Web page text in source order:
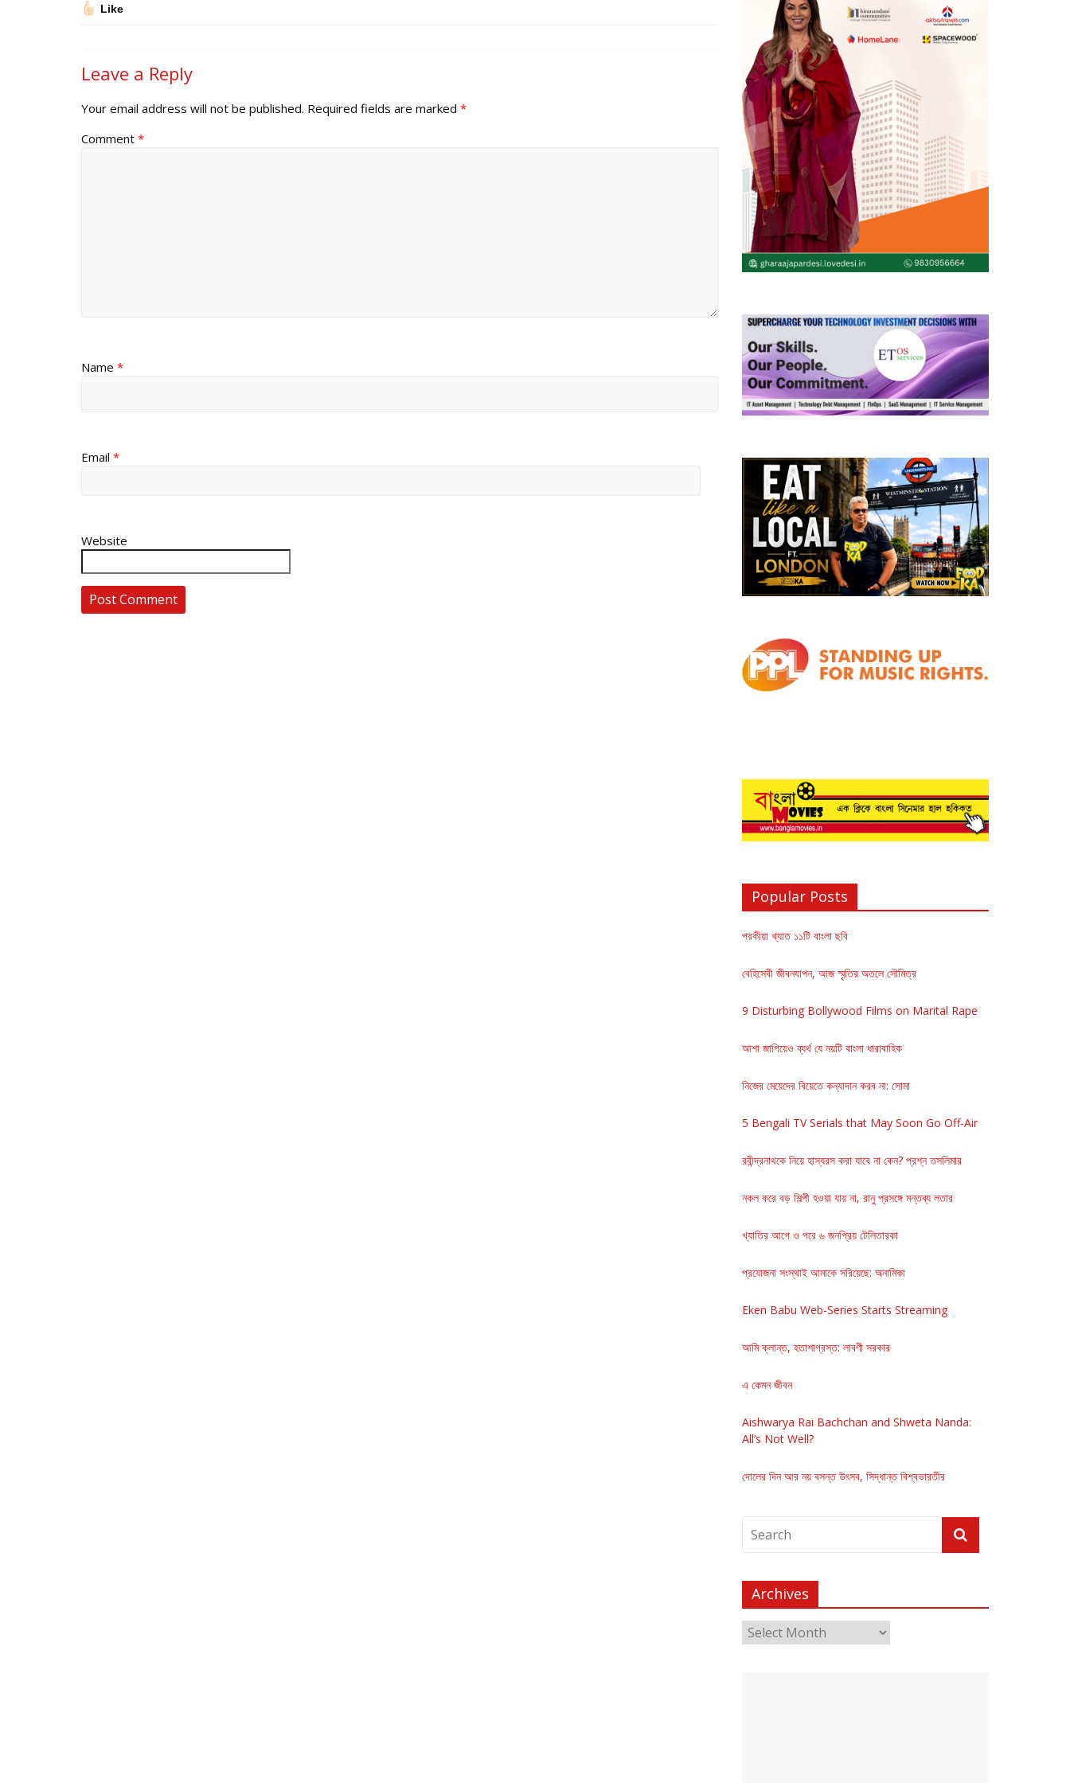
Like
Leave a Reply
Your email address will not be published. Required fields are marked *
Comment *
Name *
Email *
Website
Popular Posts
পরকীয়া খ্যাত ১১টি বাংলা ছবি
বেহিসেবী জীবনযাপন, আজ স্মৃতির অতলে সৌমিত্র
9 Disturbing Bollywood Films on Marital Rape
আশা জাগিয়েও ব্যর্থ যে নয়টি বাংলা ধারাবাহিক
নিজের মেয়েদের বিয়েতে কন্যাদান করব না: সোমা
5 Bengali TV Serials that May Soon Go Off-Air
রবীন্দ্রনাথকে নিয়ে হাস্যরস করা যাবে না কেন? প্রশ্ন তসলিমার
নকল করে বড় শিল্পী হওয়া যায় না, রানু প্রসঙ্গে মন্তব্য লতার
খ্যাতির আগে ও পরে ৬ জনপ্রিয় টেলিতারকা
প্রযোজনা সংস্থাই আমাকে সরিয়েছে: অনামিকা
Eken Babu Web-Series Starts Streaming
আমি ক্লান্ত, হতাশাগ্রস্ত: লাবণী সরকার
এ কেমন জীবন
Aishwarya Rai Bachchan and Shweta Nanda:
All’s Not Well?
দোলের দিন আর নয় বসন্ত উৎসব, সিদ্ধান্ত বিশ্বভারতীর
Archives